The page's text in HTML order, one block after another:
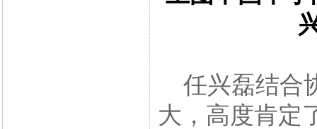
任兴磊结合
大，高度肯定